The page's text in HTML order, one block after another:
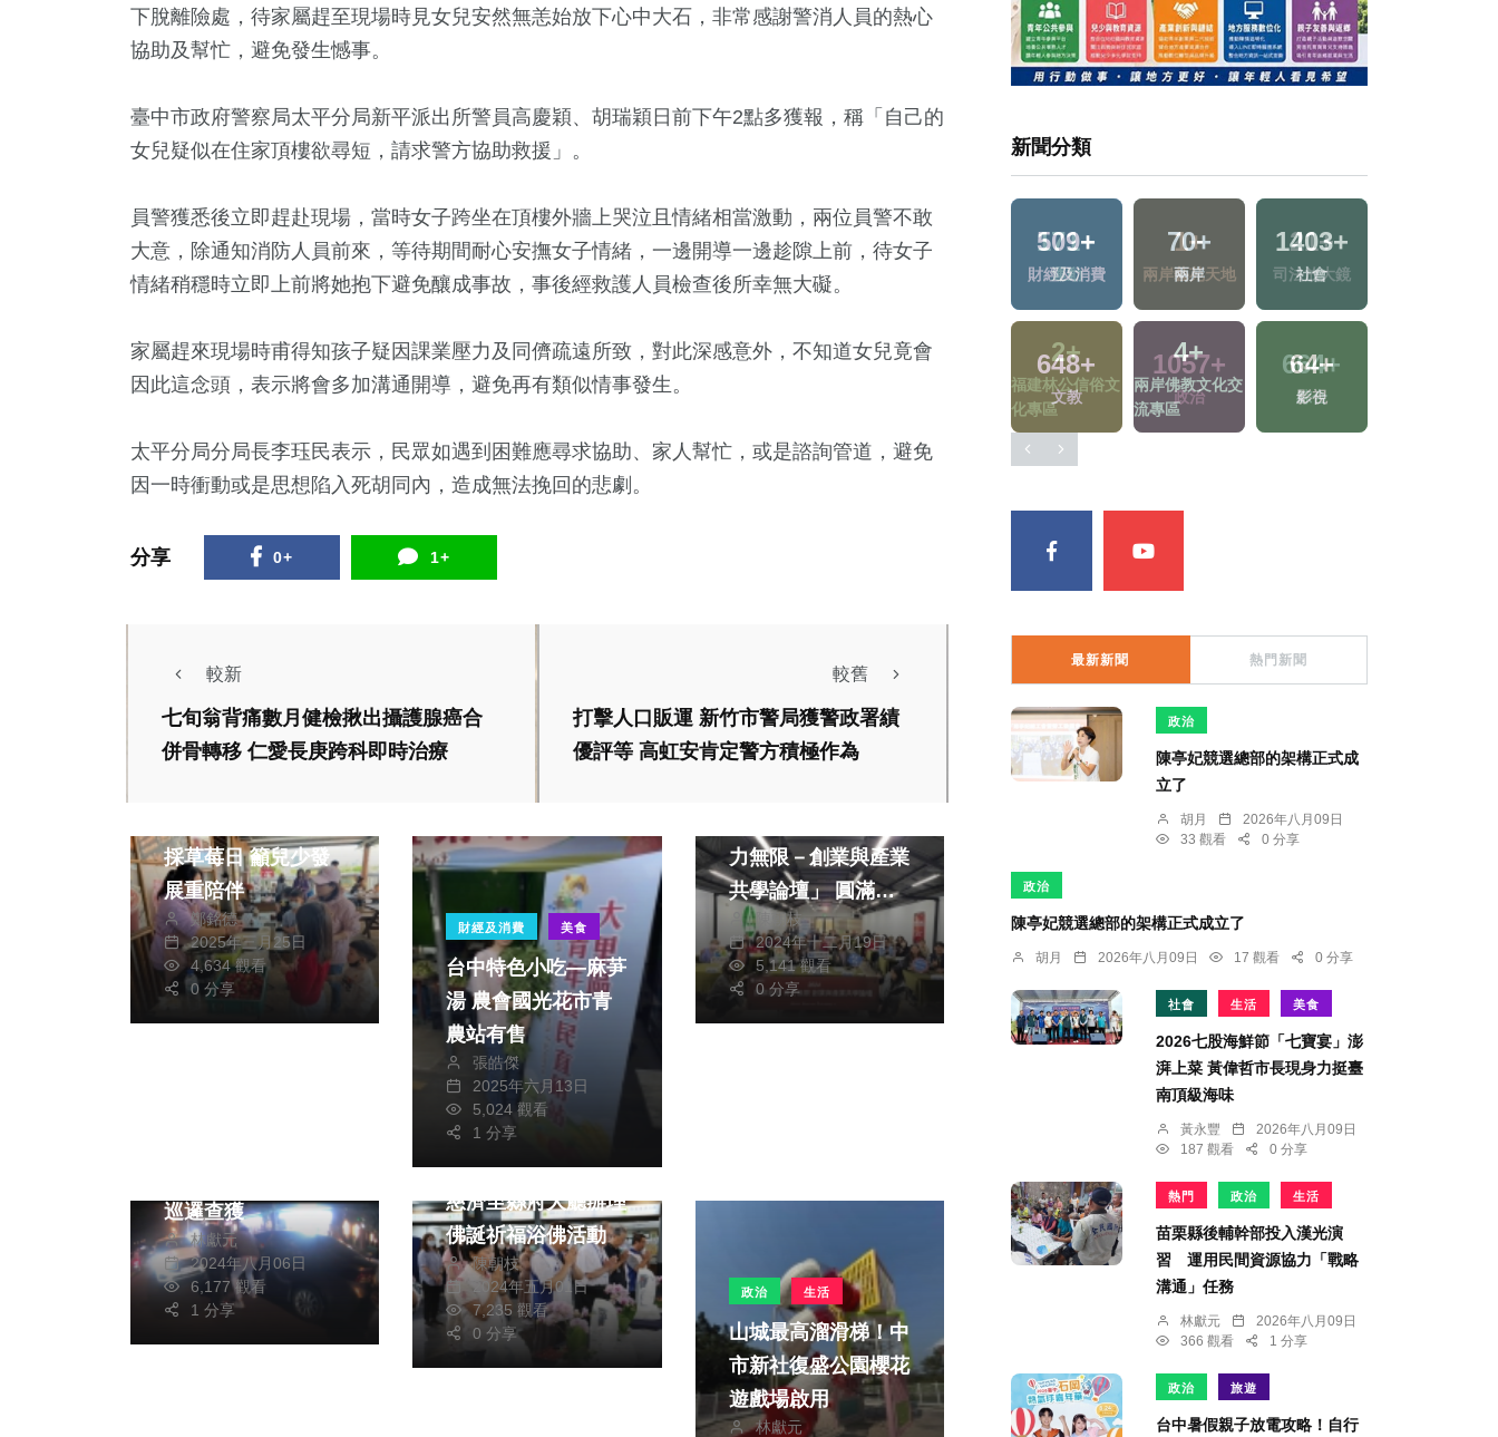
下脫離險處，待家屬趕至現場時見女兒安然無恙始放下心中大石，非常感謝警消人員的熱心
協助及幫忙，避免發生憾事。
臺中市政府警察局太平分局新平派出所警員高慶穎、胡瑞穎日前下午2點多獲報，稱「自己的
女兒疑似在住家頂樓欲尋短，請求警方協助救援」。
員警獲悉後立即趕赴現場，當時女子跨坐在頂樓外牆上哭泣且情緒相當激動，兩位員警不敢
大意，除通知消防人員前來，等待期間耐心安撫女子情緒，一邊開導一邊趁隙上前，待女子
情緒稍穩時立即上前將她抱下避免釀成事故，事後經救護人員檢查後所幸無大礙。
家屬趕來現場時甫得知孩子疑因課業壓力及同儕疏遠所致，對此深感意外，不知道女兒竟會
因此這念頭，表示將會多加溝通開導，避免再有類似情事發生。
太平分局分局長李珏民表示，民眾如遇到困難應尋求協助、家人幫忙，或是諮詢管道，避免
因一時衝動或是思想陷入死胡同內，造成無法挽回的悲劇。
分享 0+ 1+
較新
七旬翁背痛數月健檢揪出攝護腺癌合
併骨轉移 仁愛長庚跨科即時治療
較舊
打擊人口販運 新竹市警局獲警政署績
優評等 高虹安肯定警方積極作為
採草莓日 籲兒少發
展重陪伴
鄭銘德
2025年三月25日
4,634 觀看
0 分享
財經及消費 美食
台中特色小吃—麻芛
湯 農會國光花市青
農站有售
張皓傑
2025年六月13日
5,024 觀看
1 分享
力無限－創業與產業
共學論壇」 圓滿落
幕 聚焦原民議題的
挑戰與機會
陳朝枝
2024年十二月19日
5,141 觀看
0 分享
巡邏查獲
林獻元
2024年八月06日
6,177 觀看
1 分享
生活
慈濟至縣府大廳辦理
佛誕祈福浴佛活動
陳朝枝
2024年五月01日
7,235 觀看
0 分享
政治 生活
山城最高溜滑梯！中
市新社復盛公園櫻花
遊戲場啟用
林獻元
新聞分類
+
2023金鐘獎
583+
健康及醫療
+
美食
1572+
生活
419+
旅遊
11+
演唱會
509+
財經及消費
70+
兩岸
1403
648+ 4+
171+
運動
1+
兩岸藝苑天地
21+
司法放大鏡
2+
福建林公信俗文
化專區
1057+
政治
664+
綜合
最新新聞 熱門新聞
政治
陳亭妃競選總部的架構正式成
立了
胡月
2026年八月09日
33 觀看
0 分享
政治
陳亭妃競選總部的架構正式成立了
胡月 2026年八月09日 17 觀看 0 分享
社會 生活 美食
2026七股海鮮節「七寶宴」澎
湃上菜 黃偉哲市長現身力挺臺
南頂級海味
黃永豐
2026年八月09日
187 觀看
0 分享
熱門 政治 生活
苗栗縣後輔幹部投入漢光演
習 運用民間資源協力「戰略
溝通」任務
林獻元
2026年八月09日
366 觀看
1 分享
政治 旅遊
台中暑假親子放電攻略！自行